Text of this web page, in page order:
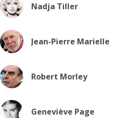
Nadja Tiller
Jean-Pierre Marielle
Robert Morley
Geneviève Page